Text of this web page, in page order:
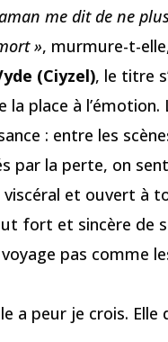
me dit de ne
», murmure-t-
(Ciyzel), le titre
place à l’émotion.
: entre les
par la perte, on
viscéral et ouvert à
fort et sincère de
pas comme
a peur je crois. Elle